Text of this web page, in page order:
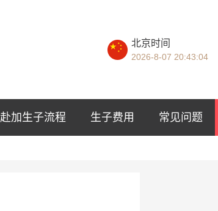
北京时间
2026-8-07 20:43:05
赴加生子流程 生子费用 常见问题